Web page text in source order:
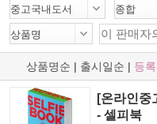
상품명순 | 출시일순 | 등
[온라인중
- 셀피북